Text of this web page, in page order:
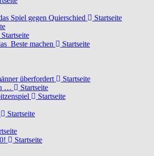
Spiel gegen Quierschied
Startseite
Startseite
Beste machen
Startseite
überfordert
Startseite
…
Startseite
Startseite
Startseite
Startseite